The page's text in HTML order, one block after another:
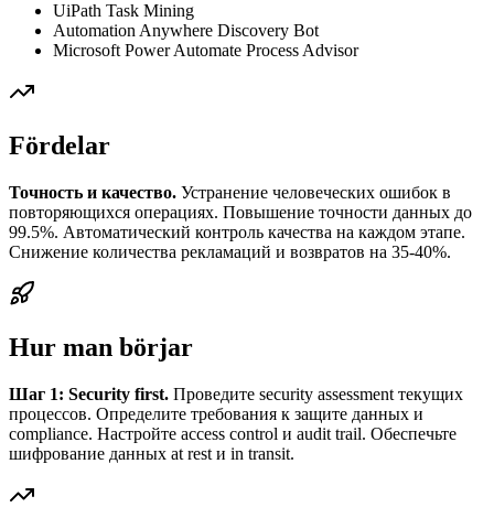
UiPath Task Mining
Automation Anywhere Discovery Bot
Microsoft Power Automate Process Advisor
Fördelar
Точность и качество. Устранение человеческих ошибок в
повторяющихся операциях. Повышение точности данных до
99.5%. Автоматический контроль качества на каждом этапе.
Снижение количества рекламаций и возвратов на 35-40%.
Hur man börjar
Шаг 1: Security first. Проведите security assessment текущих
процессов. Определите требования к защите данных и
compliance. Настройте access control и audit trail. Обеспечьте
шифрование данных at rest и in transit.